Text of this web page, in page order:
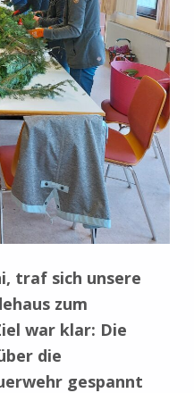
traf sich unsere
zum
war klar: Die
die
gespannt